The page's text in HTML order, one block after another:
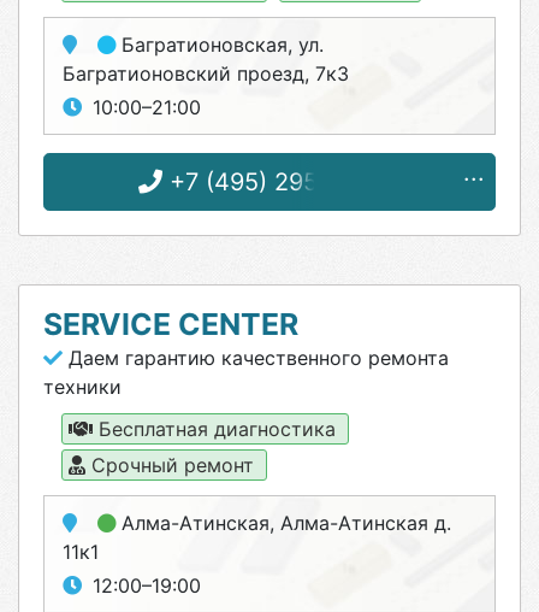
Багратионовская, ул.
Багратионовский проезд, 7к3
10:00–21:00
+7 (495) 295-00-83
SERVICE CENTER
Даем гарантию качественного ремонта
техники
Бесплатная диагностика
Срочный ремонт
Алма-Атинская, Алма-Атинская д.
11к1
12:00–19:00